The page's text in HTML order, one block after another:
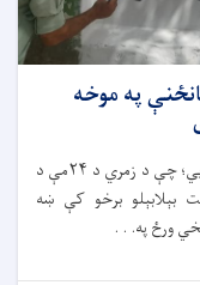
په موخه
د اطلاعاتو او فرهنګي ولایتي ریاستونو مسؤلین وایي؛ چې د زمري د ۲۴مې د
بېلابېلو برخو کې ښه
ورځ په. . .